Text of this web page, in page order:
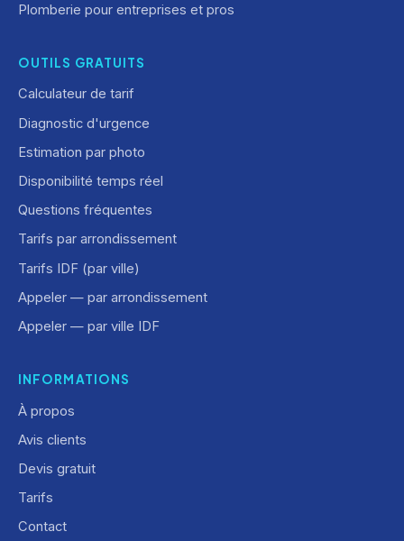
Plomberie pour entreprises et pros
OUTILS GRATUITS
Calculateur de tarif
Diagnostic d'urgence
Estimation par photo
Disponibilité temps réel
Questions fréquentes
Tarifs par arrondissement
Tarifs IDF (par ville)
Appeler — par arrondissement
Appeler — par ville IDF
INFORMATIONS
À propos
Avis clients
Devis gratuit
Tarifs
Contact